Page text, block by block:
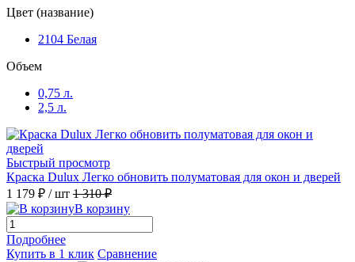
Цвет (название)
2104 Белая
Объем
0,75 л.
2,5 л.
Быстрый просмотр
Краска Dulux Легко обновить полуматовая для окон и дверей
1 179 ₽ / шт 1 310 ₽
В корзину
Подробнее
Купить в 1 клик Сравнение